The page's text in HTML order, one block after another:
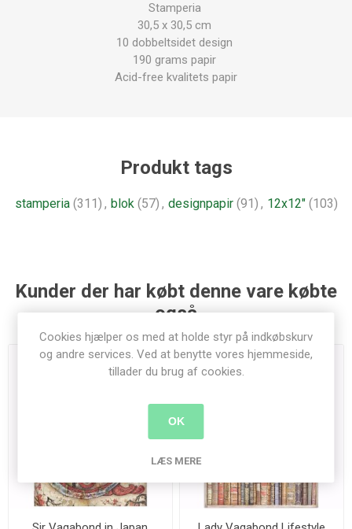
Stamperia
30,5 x 30,5 cm
10 dobbeltsidet design
190 grams papir
Acid-free kvalitets papir
Produkt tags
stamperia (311) , blok (57) , designpapir (91) , 12x12" (103)
Kunder der har købt denne vare købte
også
Cookies hjælper os med at holde styr på indkøbskurv
og andre services. Ved at benytte vores hjemmeside,
tillader du brug af cookies.
OK
LÆS MERE